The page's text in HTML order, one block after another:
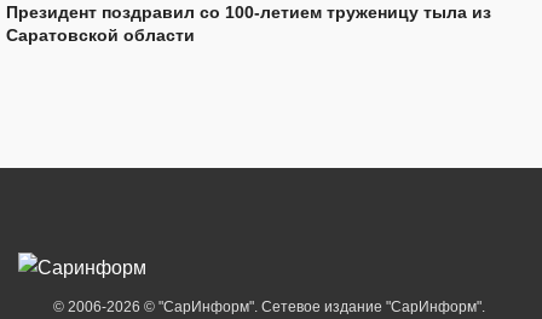
Президент поздравил со 100-летием труженицу тыла из
Саратовской области
© 2006-2026 © "СарИнформ". Сетевое издание "СарИнформ".